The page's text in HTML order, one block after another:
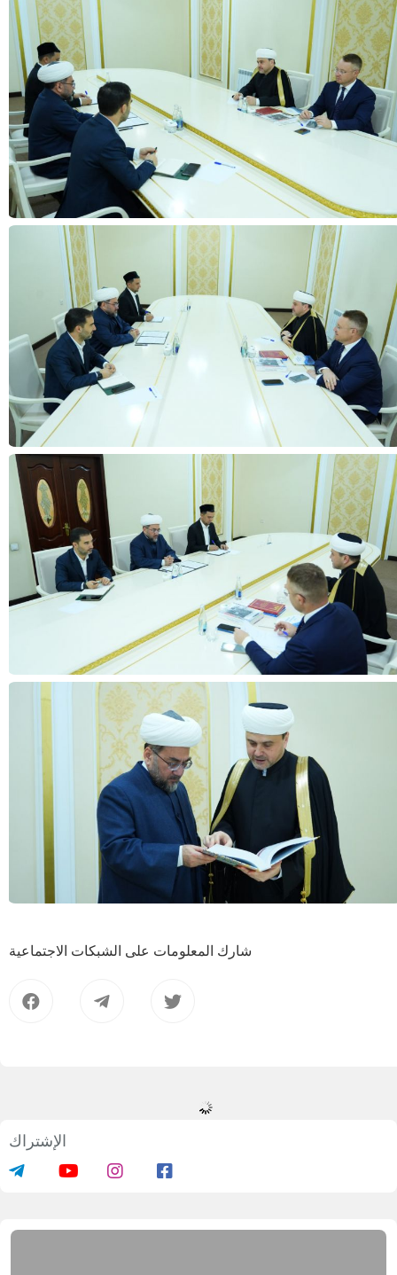
شارك المعلومات على الشبكات الاجتماعية
الإشتراك